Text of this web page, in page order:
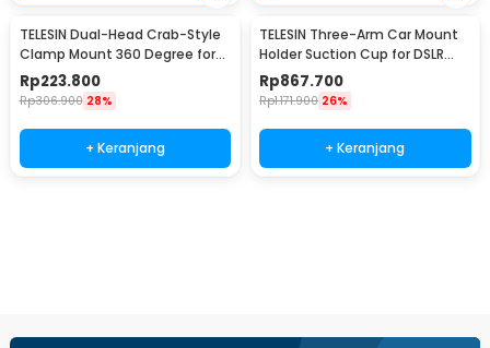
TELESIN Dual-Head Crab-Style
Clamp Mount 360 Degree for
GoPro - GP-HBM-001-D
Rp223.800
Rp306.900 28%
+ Keranjang
TELESIN Three-Arm Car Mount
Holder Suction Cup for DSLR
GoPro DJI Osmo - TE-TSB-001
Rp867.700
Rp1.171.900 26%
+ Keranjang